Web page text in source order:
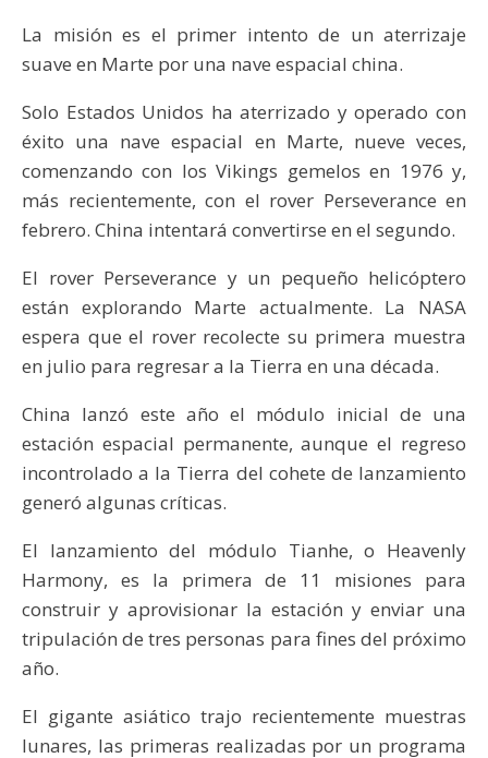
La misión es el primer intento de un aterrizaje
suave en Marte por una nave espacial china.
Solo Estados Unidos ha aterrizado y operado con
éxito una nave espacial en Marte, nueve veces,
comenzando con los Vikings gemelos en 1976 y,
más recientemente, con el rover Perseverance en
febrero. China intentará convertirse en el segundo.
El rover Perseverance y un pequeño helicóptero
están explorando Marte actualmente. La NASA
espera que el rover recolecte su primera muestra
en julio para regresar a la Tierra en una década.
China lanzó este año el módulo inicial de una
estación espacial permanente, aunque el regreso
incontrolado a la Tierra del cohete de lanzamiento
generó algunas críticas.
El lanzamiento del módulo Tianhe, o Heavenly
Harmony, es la primera de 11 misiones para
construir y aprovisionar la estación y enviar una
tripulación de tres personas para fines del próximo
año.
El gigante asiático trajo recientemente muestras
lunares, las primeras realizadas por un programa